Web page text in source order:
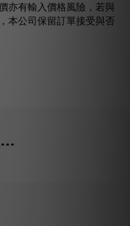
亦有輸入價格風險，若與
本公司保留訂單接受與否